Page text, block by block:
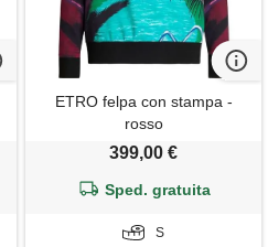
ETRO felpa con stampa -
rosso
399,00 €
Sped. gratuita
S